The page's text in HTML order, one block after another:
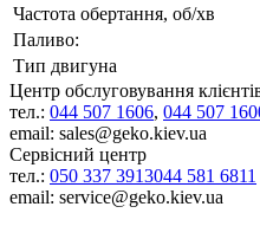
Частота обертання, об/хв
Паливо:
Тип двигуна
Центр обслуговування
тел.: 044 507 1606, 044 507
email: sales@geko.kiev.ua
Сервісний центр
тел.: 050 337 3913044 581 6811
email: service@geko.kiev.ua